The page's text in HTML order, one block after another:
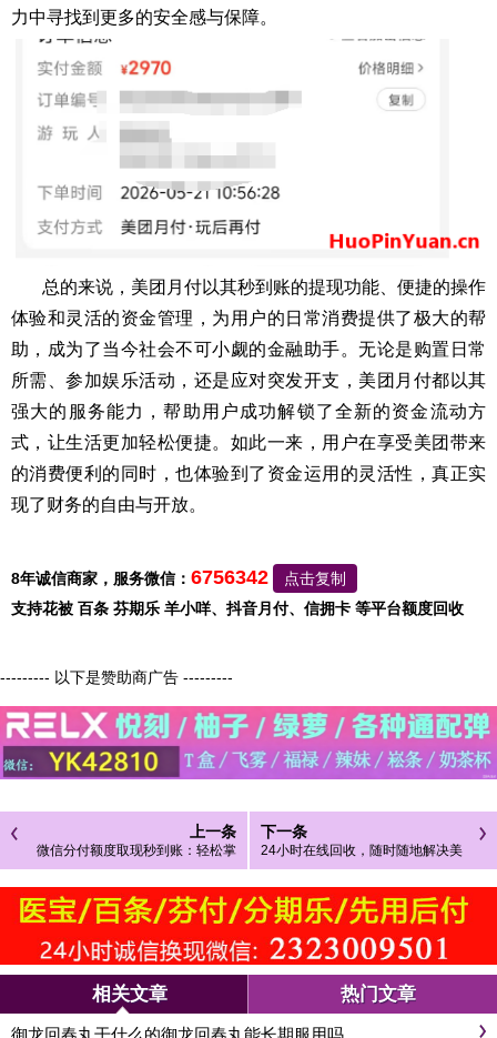
力中寻找到更多的安全感与保障。
总的来说，美团月付以其秒到账的提现功能、便捷的操作
体验和灵活的资金管理，为用户的日常消费提供了极大的帮
助，成为了当今社会不可小觑的金融助手。无论是购置日常
所需、参加娱乐活动，还是应对突发开支，美团月付都以其
强大的服务能力，帮助用户成功解锁了全新的资金流动方
式，让生活更加轻松便捷。如此一来，用户在享受美团带来
的消费便利的同时，也体验到了资金运用的灵活性，真正实
现了财务的自由与开放。
8年诚信商家，服务微信： 6756342
点击复制
支持花被 百条 芬期乐 羊小咩、抖音月付、信拥卡 等平台额度回收
--------- 以下是赞助商广告 ---------
上一条
微信分付额度取现秒到账：轻松掌
握你的资金流动
下一条
24小时在线回收，随时随地解决美
团额度取现问题
相关文章 热门文章